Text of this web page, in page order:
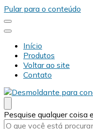
Pular para o conteúdo
Início
Produtos
Voltar ao site
Contato
Desmold
Blog Desmold
Procurando
algo?
Pesquise qualquer coisa